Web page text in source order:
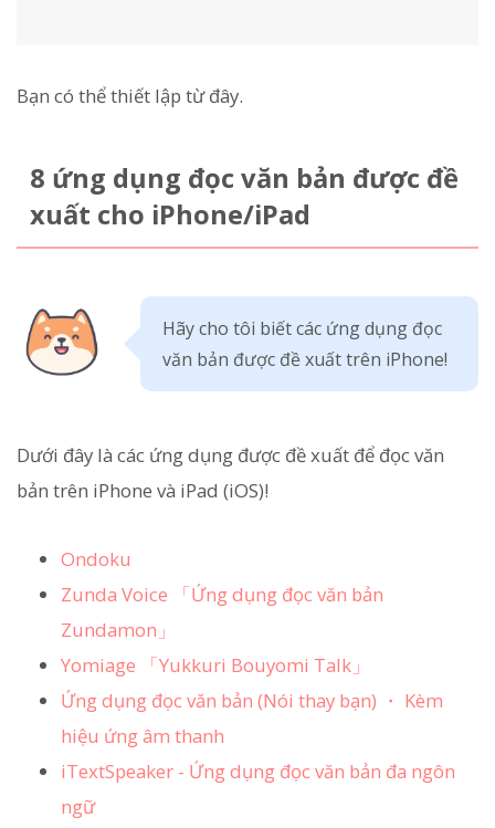
Bạn có thể thiết lập từ đây.
8 ứng dụng đọc văn bản được đề
xuất cho iPhone/iPad
Hãy cho tôi biết các ứng dụng đọc
văn bản được đề xuất trên iPhone!
Dưới đây là các ứng dụng được đề xuất để đọc văn
bản trên iPhone và iPad (iOS)!
Ondoku
Zunda Voice 「Ứng dụng đọc văn bản
Zundamon」
Yomiage 「Yukkuri Bouyomi Talk」
Ứng dụng đọc văn bản (Nói thay bạn) ・ Kèm
hiệu ứng âm thanh
iTextSpeaker - Ứng dụng đọc văn bản đa ngôn
ngữ